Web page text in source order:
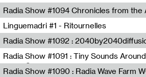
Jérôme Game,Jean-Michel Espitallier
Reboot.fm
Linguemadri #1 - Ritournelles
Meris Angioletti
Radia Show #1092 :
Diffusion FM
Radia Show #1091 : Tiny Sounds
Radio Študent